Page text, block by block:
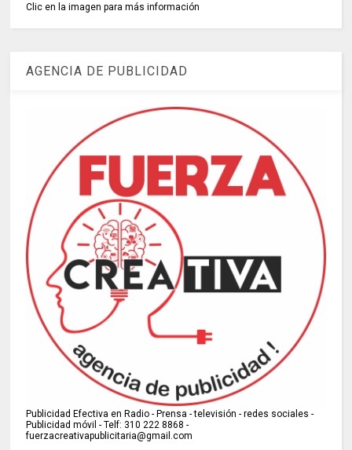
Clic en la imagen para más información
AGENCIA DE PUBLICIDAD
Publicidad Efectiva en Radio - Prensa - televisión - redes sociales -
Publicidad móvil - Telf: 310 222 8868 -
fuerzacreativapublicitaria@gmail.com